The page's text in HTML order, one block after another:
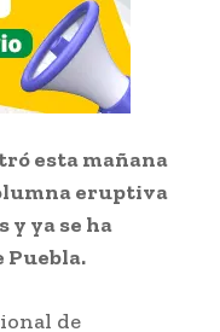
esta mañana
eruptiva
y ya se ha
Puebla.
de